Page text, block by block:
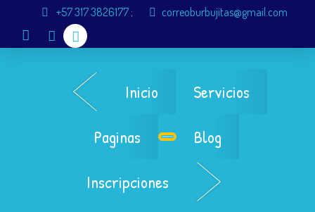
+57 317 3826177 ; correoburbujitas@gmail.com
Inicio
Servicios
Paginas
Blog
Inscripciones